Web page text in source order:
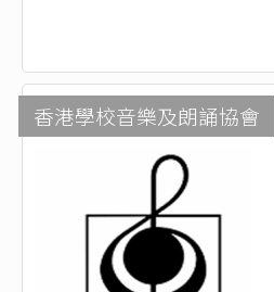
香港學校音樂及朗誦協會